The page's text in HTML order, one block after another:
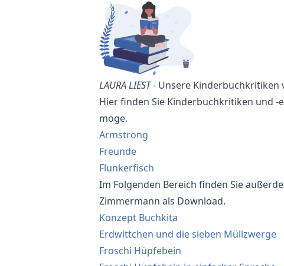
LAURA LIEST- Unsere Kinderbuchkritiken
Hier finden Sie Kinderbuchkritiken und -
möge.
Armstrong
Freunde
Flunkerfisch
Im Folgenden Bereich finden Sie
Zimmermann als Download.
Konzept Buchkita
Erdwittchen und die sieben Müllzwerge
Froschi Hüpfebein